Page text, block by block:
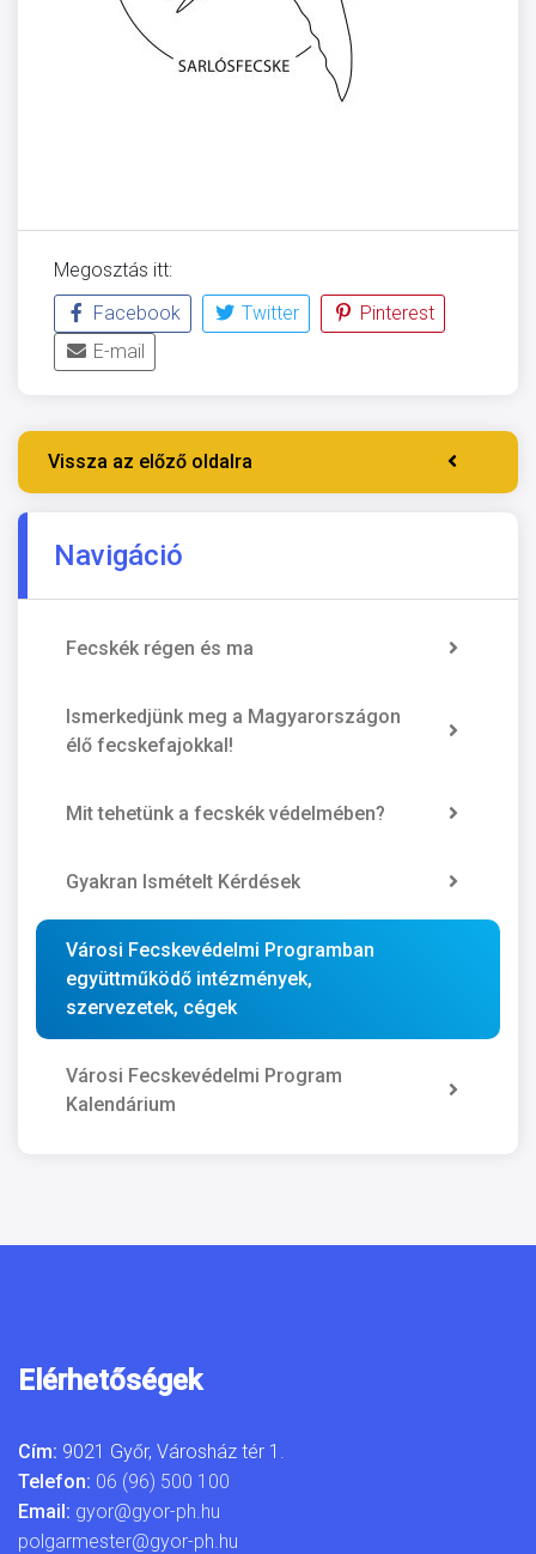
Megosztás itt:
Facebook
Twitter
Pinterest
E-mail
Vissza az előző oldalra
Navigáció
Fecskék régen és ma
Ismerkedjünk meg a Magyarországon
élő fecskefajokkal!
Mit tehetünk a fecskék védelmében?
Gyakran Ismételt Kérdések
Városi Fecskevédelmi Programban
együttműködő intézmények,
szervezetek, cégek
Városi Fecskevédelmi Program
Kalendárium
Elérhetőségek
Cím: 9021 Győr, Városház tér 1.
Telefon: 06 (96) 500 100
Email: gyor@gyor-ph.hu
polgarmester@gyor-ph.hu